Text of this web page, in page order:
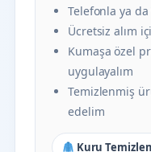
Telefonla ya
Ücretsiz alım
Kumaşa özel
uygulayalım
Temizlenmiş
edelim
Kuru